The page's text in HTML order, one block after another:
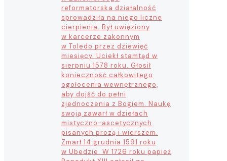
reformatorska działalność
sprowadziła na niego liczne
cierpienia. Był uwięziony
w karcerze zakonnym
w Toledo przez dziewięć
miesięcy. Uciekł stamtąd w
sierpniu 1578 roku. Głosił
konieczność całkowitego
ogołocenia wewnętrznego,
aby dojść do pełni
zjednoczenia z Bogiem. Naukę
swoją zawarł w dziełach
mistyczno-ascetycznych
pisanych prozą i wierszem.
Zmarł 14 grudnia 1591 roku
w Ubedzie. W 1726 roku papież